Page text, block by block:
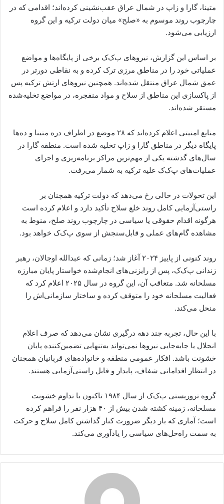
متینا، گارا و زاپ در شمال عراق عقب‌نشینی کرده‌اند؛ اقدامی که در
چارچوب روند موسوم به «صلح» میان دولت ترکیه و این گروه
ارزیابی می‌شود.
بر اساس این گزارش، نیروهای پ‌ک‌ک برخی از پایگاه‌ها و مواضع
عملیاتی خود را در مناطق مرزی ترک کرده و به نقاطی دورتر در
عمق شمال عراق منتقل شده‌اند. همچنین نیروهای ارتش ترکیه پس
از پاکسازی این مناطق از سلاح و مواد منفجره، در مواضع تخلیه‌شده
مستقر شده‌اند.
منابع امنیتی اعلام کرده‌اند که ۲۸ موضع در اطراف دره متینا و ده‌ها
پایگاه دیگر در مناطق گارا و زاپ تخلیه شده است. منطقه گارا در
سال‌های گذشته یکی از مهم‌ترین مراکز برنامه‌ریزی و اجرای
عملیات‌های پ‌ک‌ک علیه ترکیه به شمار می‌رفت.
این تحولات در حالی رخ می‌دهد که دولت ترکیه همچنان بر
راستی‌آزمایی کامل روند خلع سلاح تأکید دارد و اعلام کرده است
هرگونه اقدام حقوقی یا سیاسی در چارچوب روند صلح، منوط به
مشاهده گام‌های عملی و قابل‌سنجش از سوی پ‌ک‌ک خواهد بود.
روند کنونی از پاییز ۲۰۲۴ آغاز شد؛ زمانی که عبدالله اوجالان، رهبر
زندانی پ‌ک‌ک، پس از رایزنی‌های انجام‌شده خواستار پایان مبارزه
مسلحانه شد. متعاقب آن، این گروه در سال ۲۰۲۵ اعلام کرد که
فعالیت مسلحانه خود را متوقف کرده و ساختار سازمانی‌اش را
منحل می‌کند.
با این حال، تجربه چند دهه درگیری نشان می‌دهد که صرف اعلام
انحلال یا جابه‌جایی نیروها نمی‌تواند به‌تنهایی تضمین‌کننده پایان
خشونت باشد. افکار عمومی منطقه و خانواده‌های قربانیان همچنان
در انتظار اقداماتی شفاف، پایدار و قابل راستی‌آزمایی هستند.
گروه تروریستی پ‌ک‌ک از سال ۱۹۸۴ تاکنون با تداوم خشونت
مسلحانه، زمینه کشته شدن بیش از ۴۰ هزار نفر را فراهم کرده
است؛ آماری که بار دیگر ضرورت کنار گذاشتن کامل سلاح و حرکت
به سمت راه‌حل‌های سیاسی را یادآوری می‌کند.